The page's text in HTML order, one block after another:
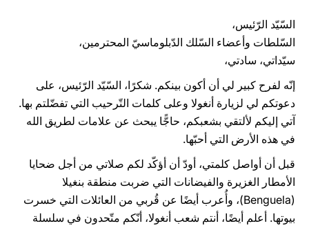
السّيّد الرّئيس،
السّلطات وأعضاء السّلك الدّبلوماسيّ المحترمين،
سيّداتي، سادتي،
إنّه لفرح كبير لي أن أكون بينكم. شكرًا، السّيّد الرّئيس، على
دعوتكم لي لزيارة أنغولا وعلى كلمات التّرحيب التي تفضّلتم بها.
آتي إليكم لألتقي بشعبكم، حاجًّا يبحث عن علامات لطريق الله
في هذه الأرض التي أحبّها.
قبل أن أواصل كلمتي، أودّ أن أؤكّد لكم صلاتي من أجل ضحايا
الأمطار الغزيرة والفيضانات التي ضربت منطقة بنغيلا
(Benguela)، وأُعرب أيضًا عن قُربي من العائلات التي خسرت
بيوتها. أعلم أيضًا، أنتم شعب أنغولا، أنّكم متّحدون في سلسلة